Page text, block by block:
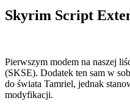
Skyrim Script
Pierwszym modem na naszej
(SKSE). Dodatek ten sam w
do świata Tamriel, jednak
modyfikacji.